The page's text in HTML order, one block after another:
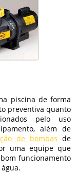
piscina de forma
preventiva quanto
pelo uso
além de
de bombas de
uma equipe que
funcionamento